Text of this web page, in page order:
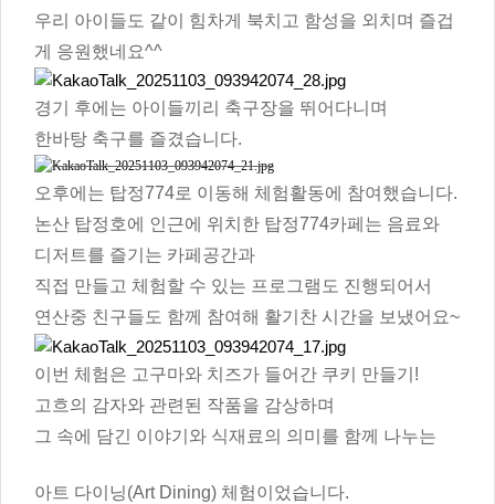
우리 아이들도 같이 힘차게 북치고 함성을 외치며 즐겁
게 응원했네요^^
경기 후에는 아이들끼리 축구장을 뛰어다니며
한바탕 축구를 즐겼습니다.
오후에는 탑정774로 이동해 체험활동에 참여했습니다.
논산 탑정호에 인근에 위치한 탑정774카페는 음료와
디저트를 즐기는 카페공간과
직접 만들고 체험할 수 있는 프로그램도 진행되어서
연산중 친구들도 함께 참여해 활기찬 시간을 보냈어요~
이번 체험은 고구마와 치즈가 들어간 쿠키 만들기!
고흐의 감자와 관련된 작품을 감상하며
그 속에 담긴 이야기와 식재료의 의미를 함께 나누는
아트 다이닝(Art Dining) 체험이었습니다.